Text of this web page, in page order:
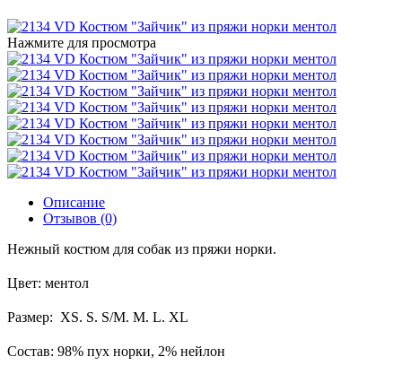
Нажмите для просмотра
Описание
Отзывов (0)
Нежный костюм для собак из пряжи норки.
Цвет: ментол
Размер: XS. S. S/M. M. L. XL
Состав: 98% пух норки, 2% нейлон